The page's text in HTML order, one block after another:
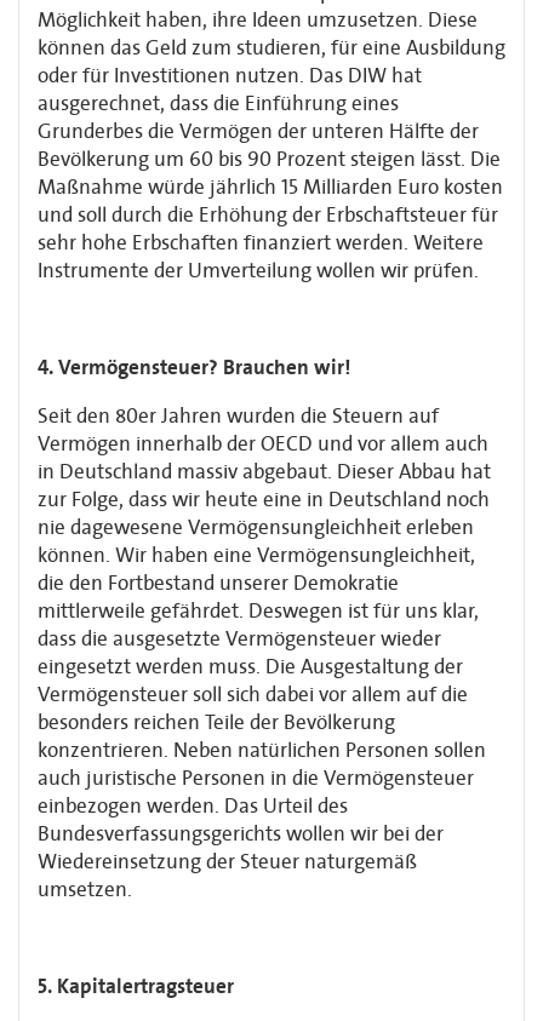
Möglichkeit haben, ihre Ideen umzusetzen. Diese
können das Geld zum studieren, für eine Ausbildung
oder für Investitionen nutzen. Das DIW hat
ausgerechnet, dass die Einführung eines
Grunderbes die Vermögen der unteren Hälfte der
Bevölkerung um 60 bis 90 Prozent steigen lässt. Die
Maßnahme würde jährlich 15 Milliarden Euro kosten
und soll durch die Erhöhung der Erbschaftsteuer für
sehr hohe Erbschaften finanziert werden. Weitere
Instrumente der Umverteilung wollen wir prüfen.
4. Vermögensteuer? Brauchen wir!
Seit den 80er Jahren wurden die Steuern auf
Vermögen innerhalb der OECD und vor allem auch
in Deutschland massiv abgebaut. Dieser Abbau hat
zur Folge, dass wir heute eine in Deutschland noch
nie dagewesene Vermögensungleichheit erleben
können. Wir haben eine Vermögensungleichheit,
die den Fortbestand unserer Demokratie
mittlerweile gefährdet. Deswegen ist für uns klar,
dass die ausgesetzte Vermögensteuer wieder
eingesetzt werden muss. Die Ausgestaltung der
Vermögensteuer soll sich dabei vor allem auf die
besonders reichen Teile der Bevölkerung
konzentrieren. Neben natürlichen Personen sollen
auch juristische Personen in die Vermögensteuer
einbezogen werden. Das Urteil des
Bundesverfassungsgerichts wollen wir bei der
Wiedereinsetzung der Steuer naturgemäß
umsetzen.
5. Kapitalertragsteuer